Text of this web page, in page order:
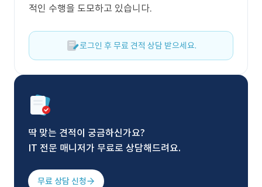
적인 수행을 도모하고 있습니다.
로그인 후 무료 견적 상담 받으세요.
딱 맞는 견적이 궁금하신가요?
IT 전문 매니저가 무료로 상담해드려요.
무료 상담 신청